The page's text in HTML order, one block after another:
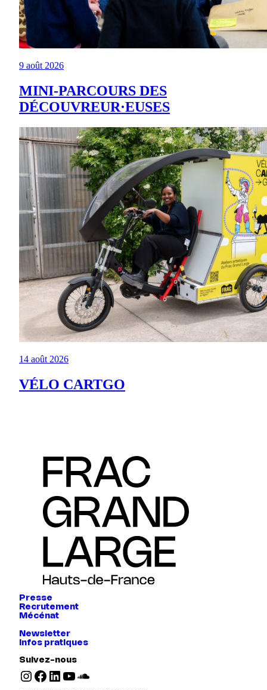
9 août 2026
MINI-PARCOURS DES
DÉCOUVREUR·EUSES
14 août 2026
VÉLO CARTGO
Presse
Recrutement
Mécénat
Newsletter
Infos pratiques
Suivez-nous
Instagram Facebook LinkedIn YouTube SoundCloud